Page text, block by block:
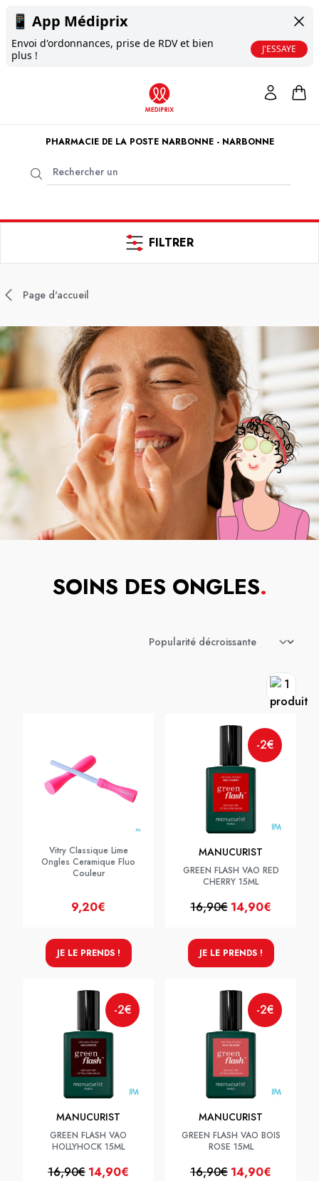
📱 App Médiprix
Envoi d'ordonnances, prise de RDV et bien
plus !
J'ESSAYE
PHARMACIE DE LA POSTE NARBONNE - NARBONNE
FILTRER
Page d'accueil
SOINS DES ONGLES.
Vitry Classique Lime
Ongles Ceramique Fluo
Couleur
9,20€
JE LE PRENDS !
-2€
MANUCURIST
GREEN FLASH VAO RED
CHERRY 15ML
16,90€ 14,90€
JE LE PRENDS !
-2€
MANUCURIST
GREEN FLASH VAO
HOLLYHOCK 15ML
16,90€ 14,90€
-2€
MANUCURIST
GREEN FLASH VAO BOIS
ROSE 15ML
16,90€ 14,90€